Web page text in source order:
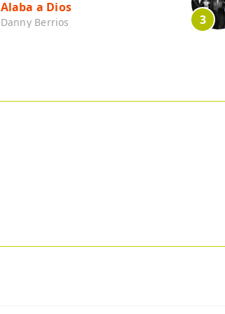
Alaba a Dios
Danny Berrios